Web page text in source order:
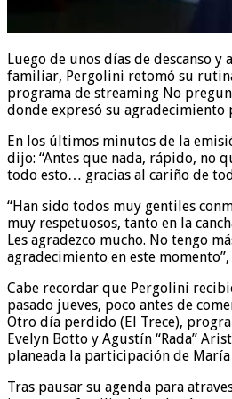
Luego de unos días de descanso y
familiar, Pergolini retomó su
programa de streaming No
donde expresó su
En los últimos minutos de la
dijo: “Antes que nada, rápido, no
todo esto… gracias al cariño de
“Han sido todos muy gentiles
muy respetuosos, tanto en la
Les agradezco mucho. No tengo
agradecimiento en este momento”,
Cabe recordar que Pergolini
pasado jueves, poco antes de
Otro día perdido (El Trece),
Evelyn Botto y Agustín “Rada”
planeada la participación de María
Tras pausar su agenda para